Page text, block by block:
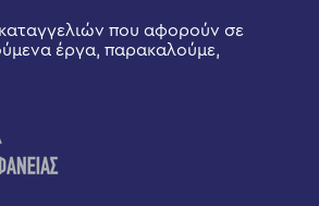
που αφορούν σε
έργα, παρακαλούμε,